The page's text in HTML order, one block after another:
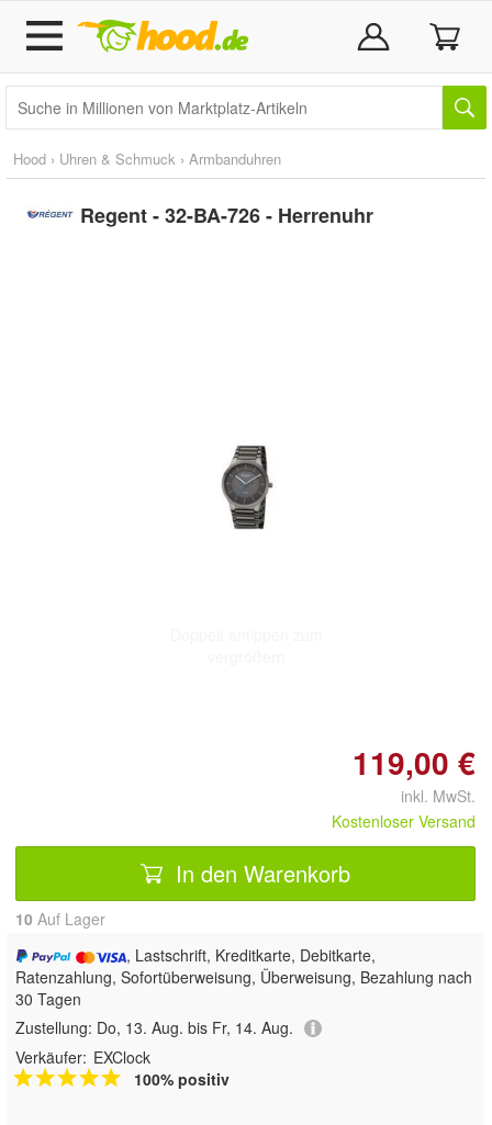
Hood › Uhren & Schmuck › Armbanduhren
Regent - 32-BA-726 - Herrenuhr
119,00 €
inkl. MwSt.
Kostenloser Versand
In den Warenkorb
10 Auf Lager
, Lastschrift, Kreditkarte, Debitkarte,
Ratenzahlung, Sofortüberweisung, Überweisung, Bezahlung nach
30 Tagen
Zustellung: Do, 13. Aug. bis Fr, 14. Aug.
Verkäufer: EXClock
100% positiv